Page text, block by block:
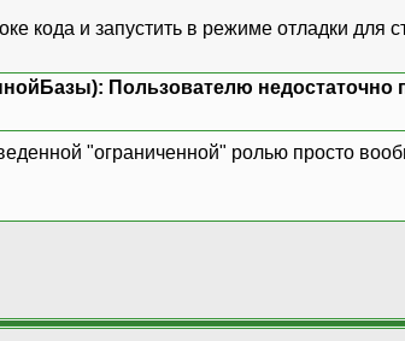
кода и запустить в режиме отладки для
Пользователю недостаточно
"ограниченной" ролью просто